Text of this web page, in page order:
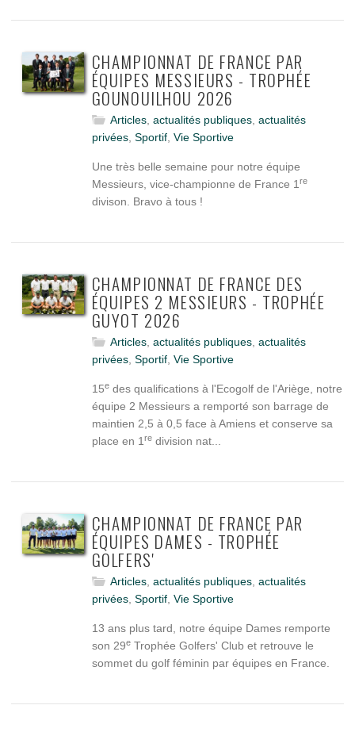
CHAMPIONNAT DE FRANCE PAR
ÉQUIPES MESSIEURS - TROPHÉE
GOUNOUILHOU 2026
Articles, actualités publiques, actualités
privées, Sportif, Vie Sportive
Une très belle semaine pour notre équipe
Messieurs, vice-championne de France 1 re
divison. Bravo à tous !
CHAMPIONNAT DE FRANCE DES
ÉQUIPES 2 MESSIEURS - TROPHÉE
GUYOT 2026
Articles, actualités publiques, actualités
privées, Sportif, Vie Sportive
15edes qualifications à l'Ecogolf de l'Ariège, notre
équipe 2 Messieurs a remporté son barrage de
maintien 2,5 à 0,5 face à Amiens et conserve sa
place en 1 redivision nat...
CHAMPIONNAT DE FRANCE PAR
ÉQUIPES DAMES - TROPHÉE
GOLFERS'
Articles, actualités publiques, actualités
privées, Sportif, Vie Sportive
13 ans plus tard, notre équipe Dames remporte
son 29eTrophée Golfers' Club et retrouve le
sommet du golf féminin par équipes en France.